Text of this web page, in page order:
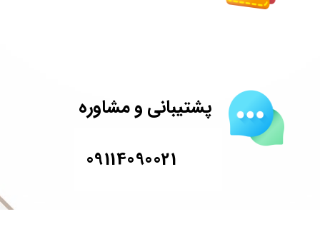
پشتیبانی و مشاوره
09114090021